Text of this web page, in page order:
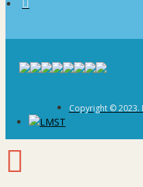
Copyright © 2023.